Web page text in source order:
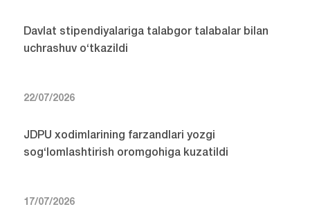
Davlat stipendiyalariga talabgor talabalar bilan
uchrashuv o‘tkazildi
22/07/2026
JDPU xodimlarining farzandlari yozgi
sog‘lomlashtirish oromgohiga kuzatildi
17/07/2026